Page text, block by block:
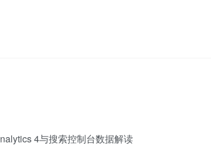
4与搜索控制台数据解读